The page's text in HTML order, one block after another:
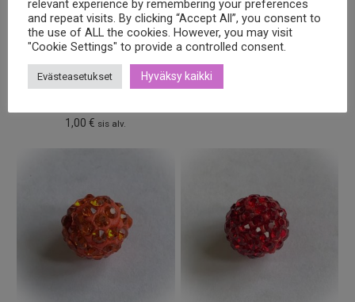
Pave helmi 10mm, Light
1,00€ sis alv.
relevant experience by remembering your preferences
and repeat visits. By clicking “Accept All”, you consent to
the use of ALL the cookies. However, you may visit
"Cookie Settings" to provide a controlled consent.
Evästeasetukset Hyväksy kaikki